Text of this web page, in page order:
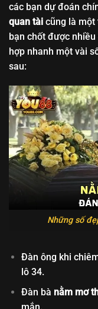
các bạn dự đoán
quan tài cũng là một
bạn chốt được
hợp nhanh một vài
sau:
Những số
Đàn ông khi
lô 34.
Đàn bà nằm mơ